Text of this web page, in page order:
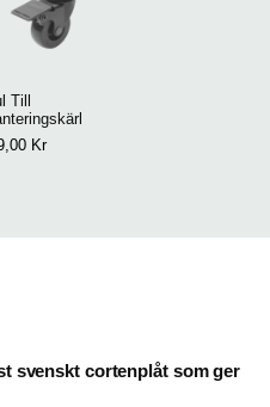
Till
Kr
svenskt cortenplåt som ger